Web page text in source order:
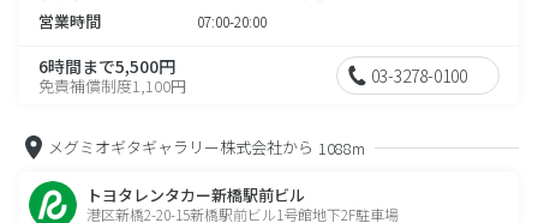
営業時間 07:00-20:00
6時間まで5,500円
免責補償制度1,100円 03-3278-0100
メグミオギタギャラリー株式会社から 1088m
トヨタレンタカー新橋駅前ビル
港区新橋2-20-15新橋駅前ビル1号館地下2F駐車場